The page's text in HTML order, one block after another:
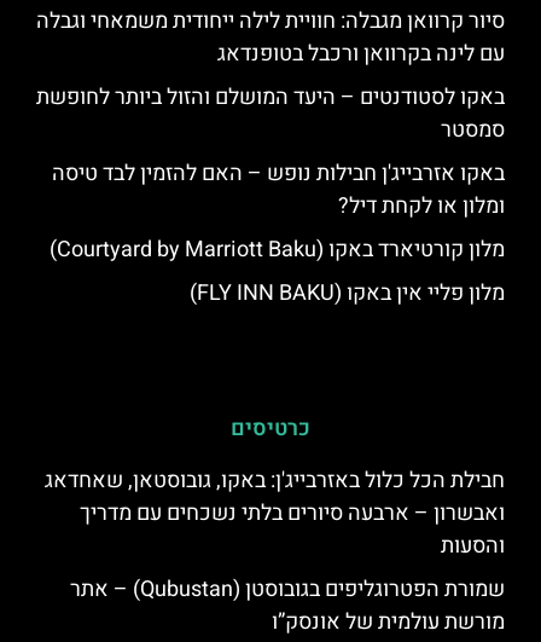
סיור קרוואן מגבלה: חוויית לילה ייחודית משמאחי וגבלה
עם לינה בקרוואן ורכבל בטופנדאג
באקו לסטודנטים – היעד המושלם והזול ביותר לחופשת
סמסטר
באקו אזרבייג'ן חבילות נופש – האם להזמין לבד טיסה
ומלון או לקחת דיל?
מלון קורטיארד באקו (Courtyard by Marriott Baku)
מלון פליי אין באקו (FLY INN BAKU)
כרטיסים
חבילת הכל כלול באזרבייג'ן: באקו, גובוסטאן, שאחדאג
ואבשרון – ארבעה סיורים בלתי נשכחים עם מדריך
והסעות
שמורת הפטרוגליפים בגובוסטן (Qubustan) – אתר
מורשת עולמית של אונסק”ו